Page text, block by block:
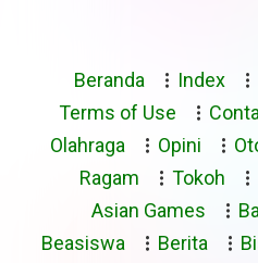
Beranda Index
Terms of Use
Olahraga
Opini
Ragam
Tokoh
Asian Games
Beasiswa
Berita